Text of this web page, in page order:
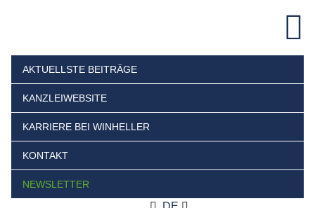
AKTUELLSTE BEITRÄGE
KANZLEIWEBSITE
KARRIERE BEI WINHELLER
KONTAKT
NEWSLETTER